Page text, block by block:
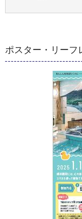
ポスター・リーフ